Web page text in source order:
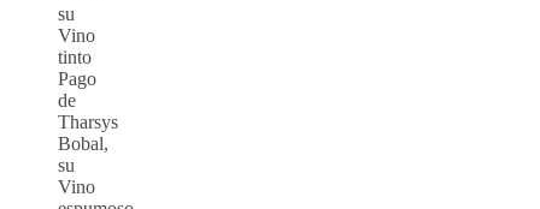
su
Vino
tinto
Pago
de
Tharsys
Bobal,
su
Vino